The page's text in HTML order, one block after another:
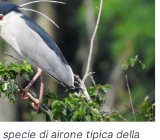
specie di airone tipica della